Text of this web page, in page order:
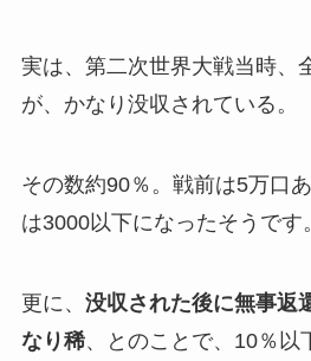
実は、第二次世界大戦当時、
が、かなり没収されている。
その数約90％。戦前は5万口
は3000以下になったそうです。
更に、 没収された後に無事返
なり稀、とのことで、10％以